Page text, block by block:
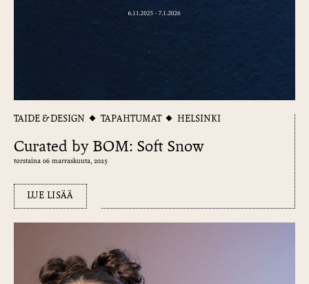
TAIDE & DESIGN TAPAHTUMAT HELSINKI
Curated by BOM: Soft Snow
torstaina 06 marraskuuta, 2025
LUE LISÄÄ